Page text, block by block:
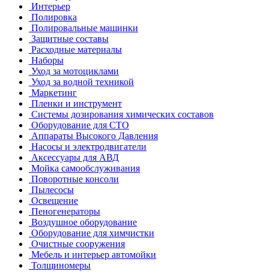
Интерьер
Полировка
Полировальные машинки
Защитные составы
Расходные материалы
Наборы
Уход за мотоциклами
Уход за водной техникой
Маркетинг
Пленки и инструмент
Системы дозирования химических составов
Оборудование для СТО
Аппараты Высокого Давления
Насосы и электродвигатели
Аксессуары для АВД
Мойка самообслуживания
Поворотные консоли
Пылесосы
Освещение
Пеногенераторы
Воздушное оборудование
Оборудование для химчистки
Очистные сооружения
Мебель и интерьер автомойки
Толщиномеры